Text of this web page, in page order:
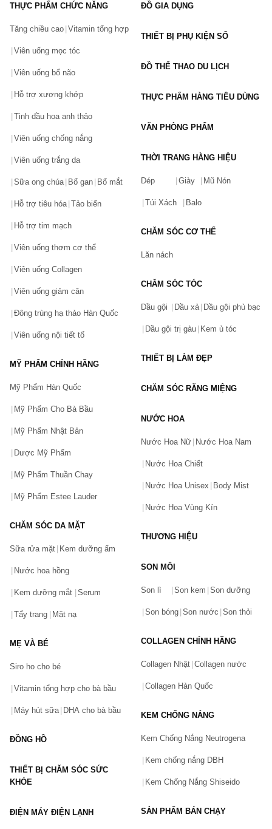
Bạn gặp vấn đề về sản phẩm hay mua hàng?
Hãy báo lỗi cho chúng tôi. Hoặc gọi cho chúng tôi qua số
Vấn đề(*)
THỰC PHẨM CHỨC NĂNG
Tăng chiều cao Vitamin tổng hợp
Viên uống mọc tóc
Viên uống bổ não
Hỗ trợ xương khớp
Tinh dầu hoa anh thảo
Viên uống chống nắng
Viên uống trắng da
Sữa ong chúa Bổ gan Bổ mắt
Hỗ trợ tiêu hóa Tảo biển
Hỗ trợ tim mạch
Viên uống thơm cơ thể
Viên uống Collagen
Viên uống giảm cân
Đông trùng hạ thảo Hàn Quốc
Viên uống nội tiết tố
MỸ PHẨM CHÍNH HÃNG
Mỹ Phẩm Hàn Quốc
Mỹ Phẩm Cho Bà Bầu
Mỹ Phẩm Nhật Bản
Dược Mỹ Phẩm
Mỹ Phẩm Thuần Chay
Mỹ Phẩm Estee Lauder
CHĂM SÓC DA MẶT
Sữa rửa mặt Kem dưỡng ẩm
Nước hoa hồng
Kem dưỡng mắt Serum
Tẩy trang Mặt nạ
MẸ VÀ BÉ
Siro ho cho bé
Vitamin tổng hợp cho bà bầu
Máy hút sữa DHA cho bà bầu
ĐỒNG HỒ
THIẾT BỊ CHĂM SÓC SỨC
KHỎE
ĐIỆN MÁY ĐIỆN LẠNH
ĐỒ GIA DỤNG
THIẾT BỊ PHỤ KIỆN SỐ
ĐỒ THỂ THAO DU LỊCH
THỰC PHẨM HÀNG TIÊU DÙNG
VĂN PHÒNG PHẨM
THỜI TRANG HÀNG HIỆU
Dép Giày Mũ Nón
Túi Xách Balo
CHĂM SÓC CƠ THỂ
Lăn nách
CHĂM SÓC TÓC
Dầu gội Dầu xả Dầu gội phủ bạc
Dầu gội trị gàu Kem ủ tóc
THIẾT BỊ LÀM ĐẸP
CHĂM SÓC RĂNG MIỆNG
NƯỚC HOA
Nước Hoa Nữ Nước Hoa Nam
Nước Hoa Chiết
Nước Hoa Unisex Body Mist
Nước Hoa Vùng Kín
THƯƠNG HIỆU
SON MÔI
Son lì Son kem Son dưỡng
Son bóng Son nước Son thỏi
COLLAGEN CHÍNH HÃNG
Collagen Nhật Collagen nước
Collagen Hàn Quốc
KEM CHỐNG NẮNG
Kem Chống Nắng Neutrogena
Kem chống nắng DBH
Kem Chống Nắng Shiseido
SẢN PHẨM BÁN CHẠY
LẤY MÃ NGAY